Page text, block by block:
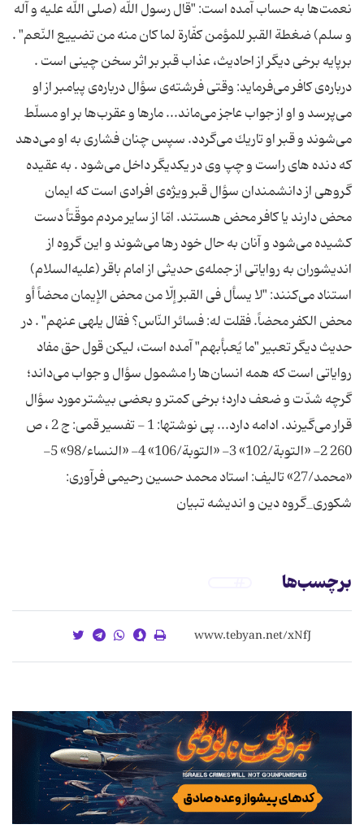
نعمت‌ها به حساب آمده است: "قال رسول اللّه (صلی الله علیه و آله
و سلم) ضغطة القبر للمؤمن كفّارة لما كان منه من تضییع النّعم" .
برپایه برخی دیگر از احادیث، عذاب قبر بر اثر سخن چینی است .
درباره‌ی‌ كافر می‌فرماید: وقتی فرشته‌ی‌ سؤال درباره‌ی‌ پیامبر از او
می‌پرسد و او از جواب عاجز می‌ماند... مارها و عقرب‌ها بر او مسلّط
می‌شوند و قبر او تاریك می‌گردد. سپس چنان فشاری به او می‌دهد
كه دنده های راست و چپ وی در یكدیگر داخل می‌شود . به عقیده
گروهی از دانشمندان سؤال قبر ویژه‌ی‌ افرادی است كه ایمان
محض دارند یا كافر محض هستند. امّا از سایر مردم موقّتاً دست
كشیده می‌شود و آنان به حال خود رها می‌شوند و این گروه از
اندیشوران به روایاتی از جمله‌ی‌ حدیثی از امام باقر (علیه‌السلام)
استناد می‌كنند: "لا یسأل فى القبر إلّا من محض الإیمان محضاً أو
محض الكفر محضاً. فقلت له: فسائر النّاس؟ فقال یلهی عنهم" . در
حدیث دیگر تعبیر "ما یُعبأبهم" آمده است، لیكن قول حق مفاد
روایاتی است كه همه انسان‌ها را مشمول سؤال و جواب می‌داند؛
گرچه شدّت و ضعف دارد؛ برخی كمتر و بعضی بیشتر مورد سؤال
قرار می‌گیرند. ادامه دارد... پی نوشتها: 1 - تفسیر قمی: ج 2 ، ص
260 2- «التوبة/102» 3- «التوبة/106» 4- «النساء/98» 5-
«محمد/27» تالیف: استاد محمد حسین رحیمی فرآوری:
شکوری_گروه دین و اندیشه تبیان
برچسب‌ها